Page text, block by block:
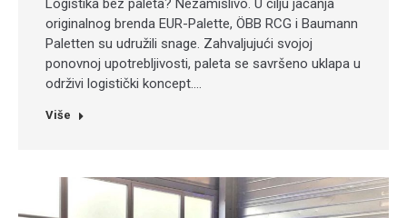
Logistika bez paleta? Nezamislivo. U cilju jačanja
originalnog brenda EUR-Palette, ÖBB RCG i Baumann
Paletten su udružili snage. Zahvaljujući svojoj
ponovnoj upotrebljivosti, paleta se savršeno uklapa u
održivi logistički koncept.…
Više